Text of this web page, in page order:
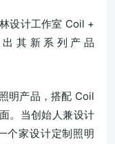
设计工作室 Coil +
其新系列产品
明产品，搭配 Coil
。当创始人兼设计
个家设计定制照明